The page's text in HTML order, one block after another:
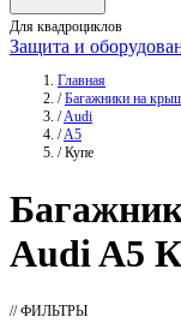
Для квадроциклов
Защита и
Главная
/ Багажники на
/Audi
/A5
/ Купе
Audi A5
// ФИЛЬТРЫ